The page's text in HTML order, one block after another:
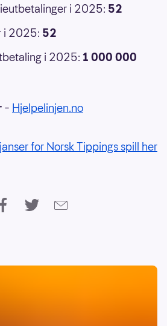
i 2025: 52
i 2025: 52
i 2025: 1 000 000
– Hjelpelinjen.no
for Norsk Tippings spill her